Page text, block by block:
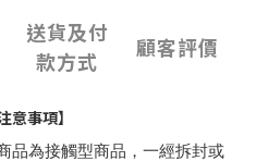
送貨及付
款方式
顧客評價
意事項】
品為接觸型商品，一經拆封或